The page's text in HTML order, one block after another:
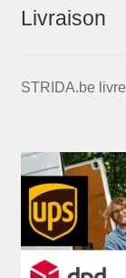
Livraison
STRIDA.be